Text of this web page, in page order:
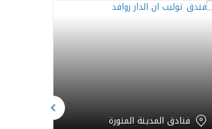
فنادق المدينة المنورة